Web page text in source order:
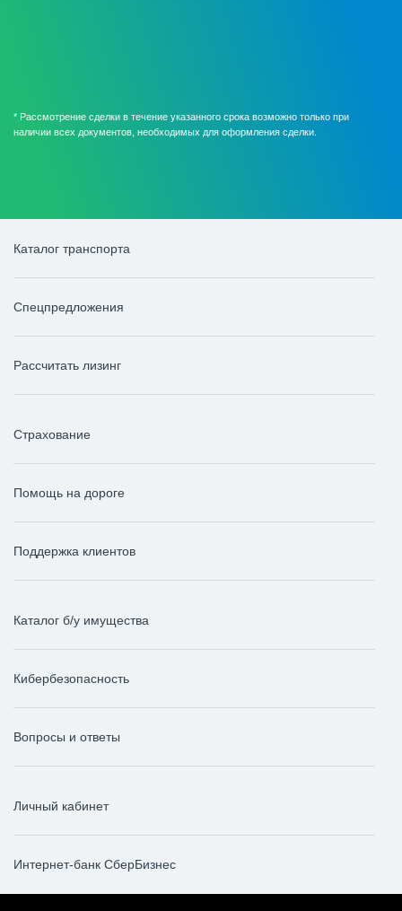
* Рассмотрение сделки в течение указанного срока возможно только при
наличии всех документов, необходимых для оформления сделки.
Каталог транспорта
Спецпредложения
Рассчитать лизинг
Страхование
Помощь на дороге
Поддержка клиентов
Каталог б/у имущества
Кибербезопасность
Вопросы и ответы
Личный кабинет
Интернет-банк СберБизнес